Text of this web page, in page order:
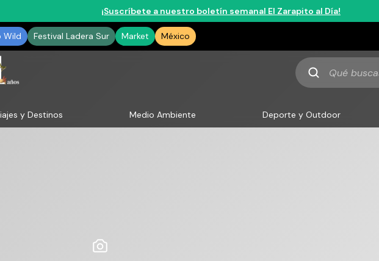
¡Suscríbete a nuestro boletín semanal El Zarapito al Día!
Wild Festival Ladera Sur Market México
Qué
buscas
y Destinos Medio Ambiente Deporte y Outdoor